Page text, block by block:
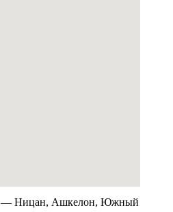
— Ницан, Ашкелон, Южный